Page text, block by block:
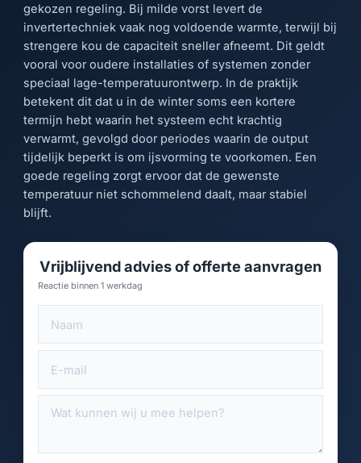
gekozen regeling. Bij milde vorst levert de
invertertechniek vaak nog voldoende warmte, terwijl bij
strengere kou de capaciteit sneller afneemt. Dit geldt
vooral voor oudere installaties of systemen zonder
speciaal lage-temperatuurontwerp. In de praktijk
betekent dit dat u in de winter soms een kortere
termijn hebt waarin het systeem echt krachtig
verwarmt, gevolgd door periodes waarin de output
tijdelijk beperkt is om ijsvorming te voorkomen. Een
goede regeling zorgt ervoor dat de gewenste
temperatuur niet schommelend daalt, maar stabiel
blijft.
Vrijblijvend advies of offerte aanvragen
Reactie binnen 1 werkdag